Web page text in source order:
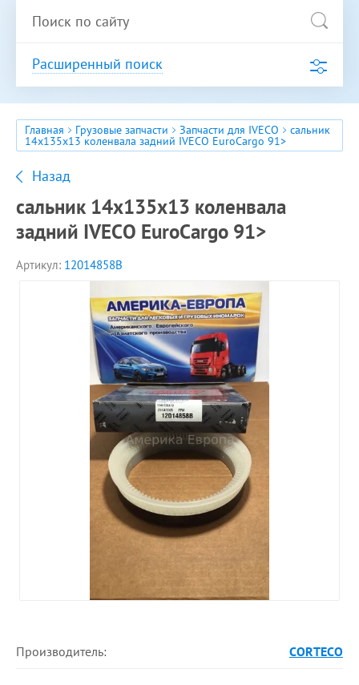
Расширенный поиск
Главная Грузовые запчасти Запчасти для IVECO сальник
14x135x13 коленвала задний IVECO EuroCargo 91>
Назад
сальник 14x135x13 коленвала
задний IVECO EuroCargo 91>
Артикул: 12014858B
Производитель: CORTECO